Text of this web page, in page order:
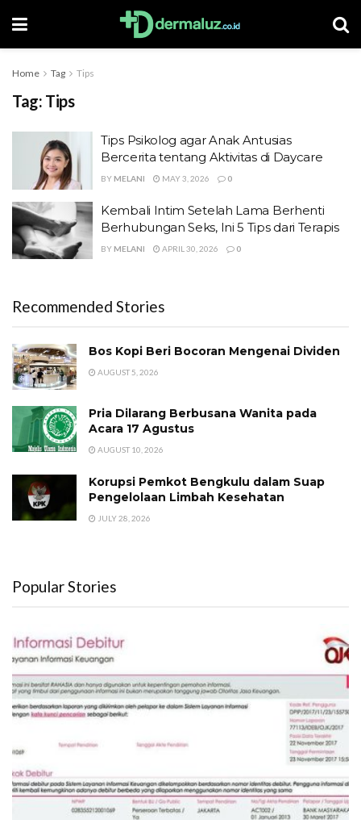
Home Tag Tips
Tag: Tips
Tips Psikolog agar Anak Antusias
Bercerita tentang Aktivitas di Daycare
BY MELANI MAY 3, 2026 0
Kembali Intim Setelah Lama Berhenti
Berhubungan Seks, Ini 5 Tips dari Terapis
BY MELANI APRIL 30, 2026 0
Recommended Stories
Bos Kopi Beri Bocoran Mengenai Dividen
AUGUST 5, 2026
Pria Dilarang Berbusana Wanita pada
Acara 17 Agustus
AUGUST 10, 2026
Korupsi Pemkot Bengkulu dalam Suap
Pengelolaan Limbah Kesehatan
JULY 28, 2026
Popular Stories